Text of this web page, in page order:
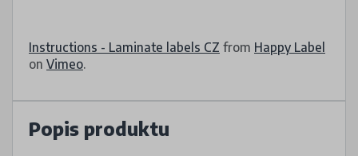
Instructions - Laminate labels CZ from Happy Label
on Vimeo
Popis produktu